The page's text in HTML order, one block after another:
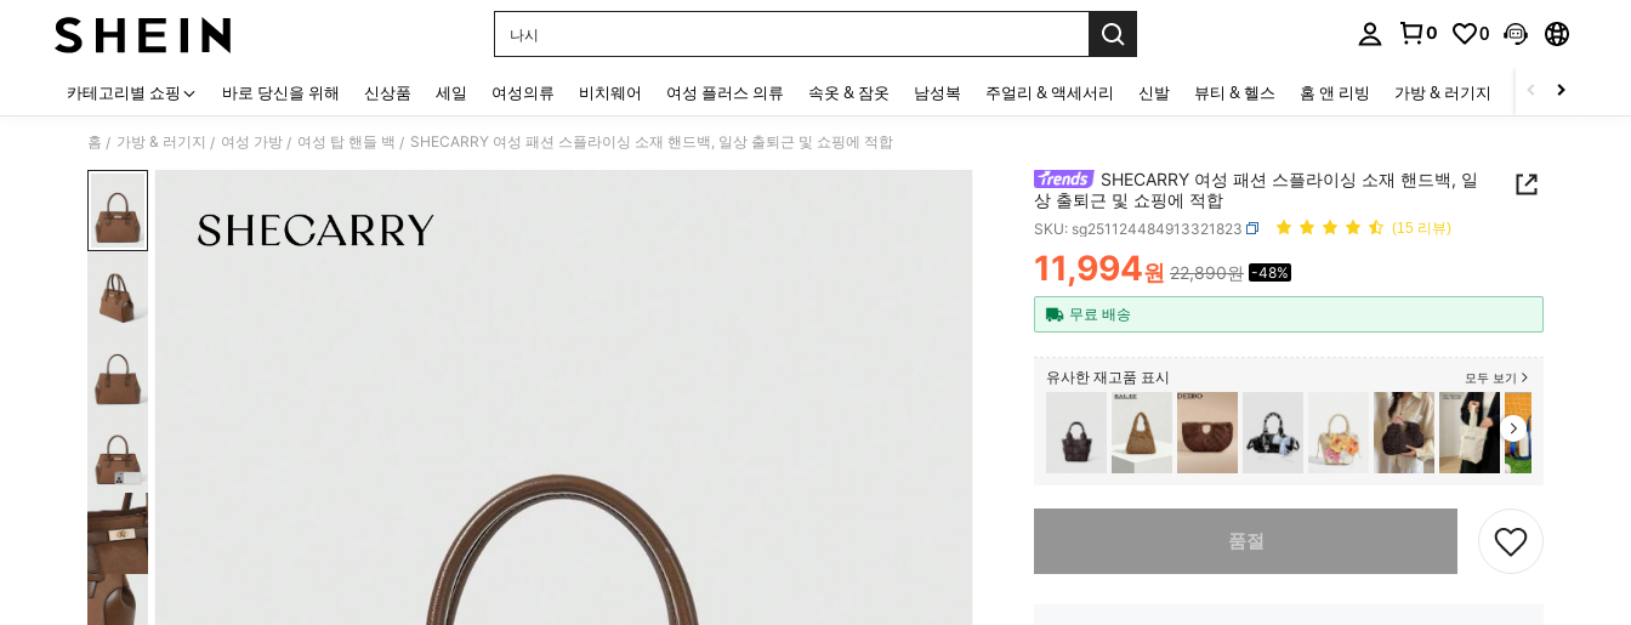
나시
0 0
카테고리별 쇼핑 바로 당신을 위해 신상품 세일 여성의류 비치웨어 여성 플러스 의류 속옷 & 잠옷 남성복 주얼리 & 액세서리 신발 뷰티 & 헬스 홈 앤 리빙 가방 & 러기지 스포츠 & 아웃
홈 / 가방 & 러기지 / 여성 가방 / 여성 탑 핸들 백 / SHECARRY 여성 패션 스플라이싱 소재 핸드백, 일상 출퇴근 및 쇼핑에 적합
SHECARRY 여성 패션 스플라이싱 소재 핸드백, 일
상 출퇴근 및 쇼핑에 적합
SKU: sg251124484913321823 (15 리뷰)
PRICE AND AVAILABILITY
11,994원 22,890원 -48%
무료 배송
유사한 재고품 표시 모두 보기
품절
죄송합니다. 이 상품은 품절되었습니다.